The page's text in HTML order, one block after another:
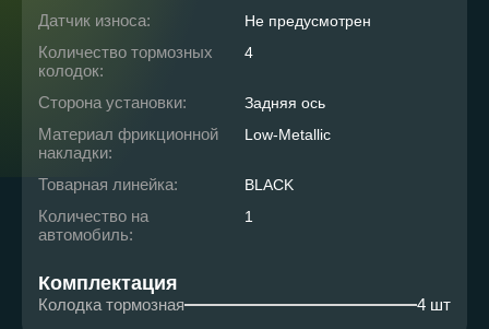
Датчик износа: Не предусмотрен
Количество тормозных
колодок:
4
Сторона установки: Задняя ось
Материал фрикционной
накладки:
Low-Metallic
Товарная линейка: BLACK
Количество на
автомобиль:
1
Комплектация
Колодка тормозная 4 шт